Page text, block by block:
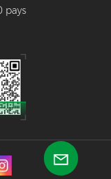
pays